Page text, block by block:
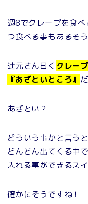
週8でクレープを食
つ食べる事もあるそう
辻元さん曰く クレー
『あざといところ』
あざとい？
どういう事かと言う
どんどん出てくる中
入れる事ができるス
確かにそうですね！